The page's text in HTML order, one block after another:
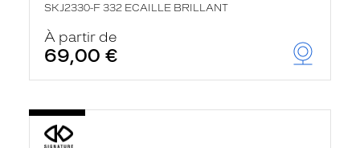
SKJ2330-F 332 ECAILLE BRILLANT
À partir de
69,00 €